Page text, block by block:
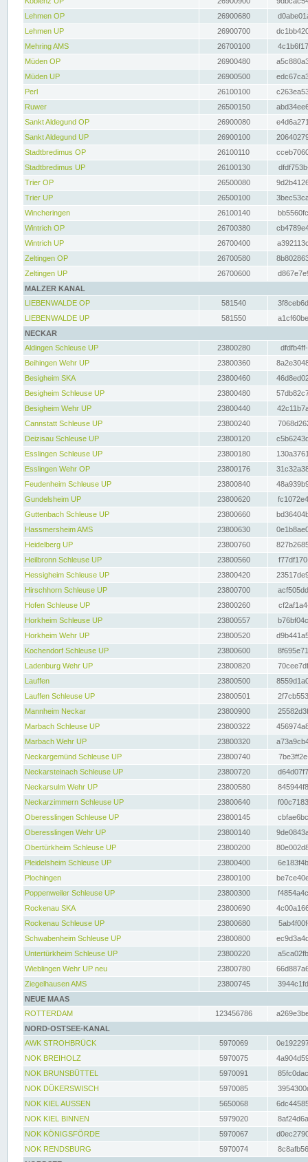
Lehmen OP
26900680
Lehmen UP
26900700
Mehring AMS
26700100
Müden OP
26900480
Müden UP
26900500
Perl
26100100
Ruwer
26500150
Sankt Aldegund OP
26900080
Sankt Aldegund UP
26900100
Stadtbredimus OP
26100110
Stadtbredimus UP
26100130
Trier OP
26500080
Trier UP
26500100
Wincheringen
26100140
Wintrich OP
26700380
Wintrich UP
26700400
Zeltingen OP
26700580
Zeltingen UP
26700600
MALZER KANAL
LIEBENWALDE OP
581540
LIEBENWALDE UP
581550
NECKAR
Aldingen Schleuse UP
23800280
Beihingen Wehr UP
23800360
Besigheim SKA
23800460
Besigheim Schleuse UP
23800480
Besigheim Wehr UP
23800440
Cannstatt Schleuse UP
23800240
Deizisau Schleuse UP
23800120
Esslingen Schleuse UP
23800180
Esslingen Wehr OP
23800176
Feudenheim Schleuse UP
23800840
Gundelsheim UP
23800620
Guttenbach Schleuse UP
23800660
Hassmersheim AMS
23800630
Heidelberg UP
23800760
Heilbronn Schleuse UP
23800560
Hessigheim Schleuse UP
23800420
Hirschhorn Schleuse UP
23800700
Hofen Schleuse UP
23800260
Horkheim Schleuse UP
23800557
Horkheim Wehr UP
23800520
Kochendorf Schleuse UP
23800600
Ladenburg Wehr UP
23800820
Lauffen
23800500
Lauffen Schleuse UP
23800501
Mannheim Neckar
23800900
Marbach Schleuse UP
23800322
Marbach Wehr UP
23800320
Neckargemünd Schleuse UP
23800740
Neckarsteinach Schleuse UP
23800720
Neckarsulm Wehr UP
23800580
Neckarzimmern Schleuse UP
23800640
Oberesslingen Schleuse UP
23800145
Oberesslingen Wehr UP
23800140
Obertürkheim Schleuse UP
23800200
Pleidelsheim Schleuse UP
23800400
Plochingen
23800100
Poppenweiler Schleuse UP
23800300
Rockenau SKA
23800690
Rockenau Schleuse UP
23800680
Schwabenheim Schleuse UP
23800800
Untertürkheim Schleuse UP
23800220
Wieblingen Wehr UP neu
23800780
Ziegelhausen AMS
23800745
NEUE MAAS
ROTTERDAM
123456786
NORD-OSTSEE-KANAL
AWK STROHBRÜCK
5970069
NOK BREIHOLZ
5970075
NOK BRUNSBÜTTEL
5970091
NOK DÜKERSWISCH
5970085
NOK KIEL AUSSEN
5650068
NOK KIEL BINNEN
5979020
NOK KÖNIGSFÖRDE
5970067
NOK RENDSBURG
5970074